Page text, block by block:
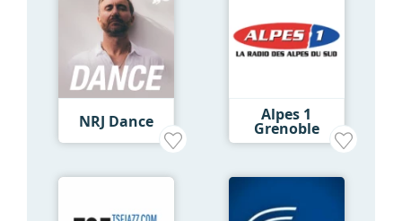
NRJ Dance Alpes 1
Grenoble